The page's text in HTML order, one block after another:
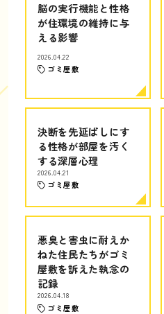
脳の実行機能と性格
が住環境の維持に与
える影響
2026.04.22
ゴミ屋敷
決断を先延ばしにす
る性格が部屋を汚く
する深層心理
2026.04.21
ゴミ屋敷
悪臭と害虫に耐えか
ねた住民たちがゴミ
屋敷を訴えた執念の
記録
2026.04.18
ゴミ屋敷